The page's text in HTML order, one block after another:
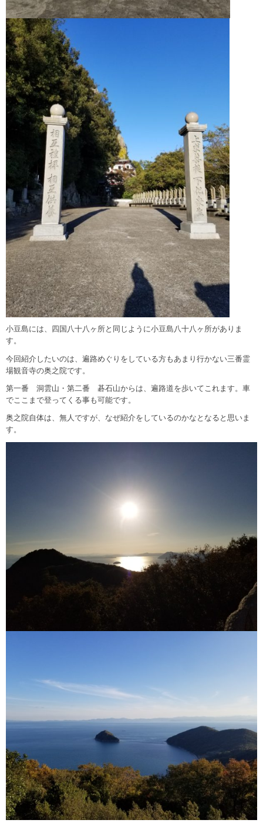
小豆島には、四国八十八ヶ所と同じように小豆島八十八ヶ所がありま
す。
今回紹介したいのは、遍路めぐりをしている方もあまり行かない三番霊
場観音寺の奥之院です。
第一番 洞雲山・第二番 碁石山からは、遍路道を歩いてこれます。車
でここまで登ってくる事も可能です。
奥之院自体は、無人ですが、なぜ紹介をしているのかなとなると思いま
す。